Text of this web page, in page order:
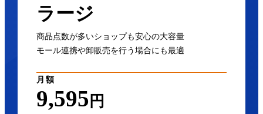
ラージ
商品点数が多いショップも安心の大容量
モール連携や卸販売を行う場合にも最適
月額
9,595 円